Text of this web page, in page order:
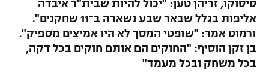
לוח שידורים
ברחבה
הפועל באר שבע
מכבי נתניה
ליגה סינית
ליגות נוספות
אגרוף
ספורט אולימפי
סיסוקו, זריהן טען: "יכול להיות שבית"ר איבדה
אליפות בגלל שבאר שבע נשארה ב־11 שחקנים".
ורמוט אמר: "שופטי המסך לא היו אמיצים מספיק".
בן זקן הוסיף: "החוקים הם אותם חוקים בכל דקה,
בכל משחק ובכל מעמד"